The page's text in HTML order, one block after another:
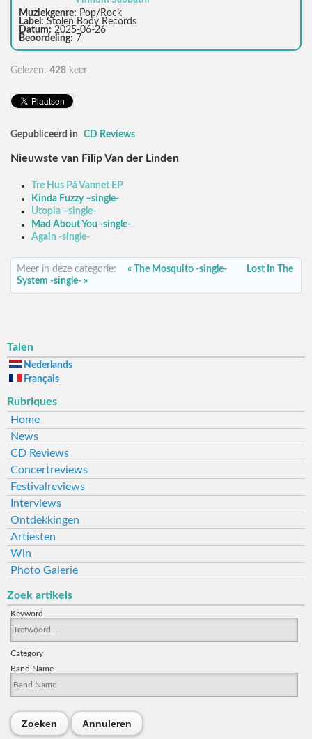
Muziekgenre: Pop/Rock
Label: Stolen Body Records
Datum: 2025-06-26
Beoordeling: 7
Gelezen: 428 keer
Gepubliceerd in CD Reviews
Nieuwste van Filip Van der Linden
Tre Hus På Vannet EP
Kinda Fuzzy –single-
Utopia –single-
Mad About You -single-
Again -single-
Meer in deze categorie: « The Mosquito -single-
Lost In The
System -single- »
Talen
Nederlands
Français
Rubriques
Home
News
CD Reviews
Concertreviews
Festivalreviews
Interviews
Ontdekkingen
Artiesten
Win
Photo Galerie
Zoek artikels
Keyword
Category
Band Name
Zoeken Annuleren